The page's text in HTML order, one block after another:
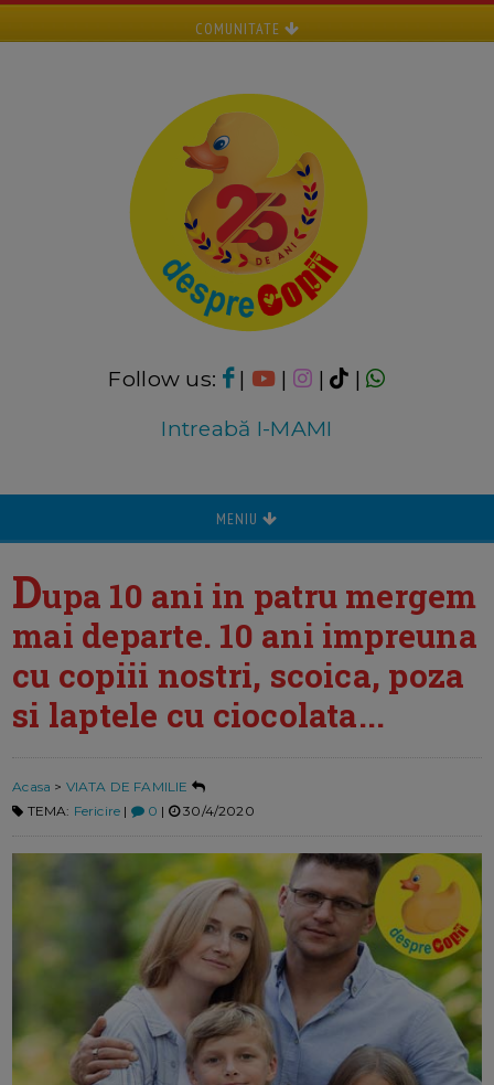
COMUNITATE
Follow us: | | |
|
Intreabă I-MAMI
MENIU
Dupa 10 ani in patru mergem
mai departe. 10 ani impreuna
cu copiii nostri, scoica, poza
si laptele cu ciocolata...
Acasa > VIATA DE FAMILIE
TEMA: Fericire | 0 | 30/4/2020